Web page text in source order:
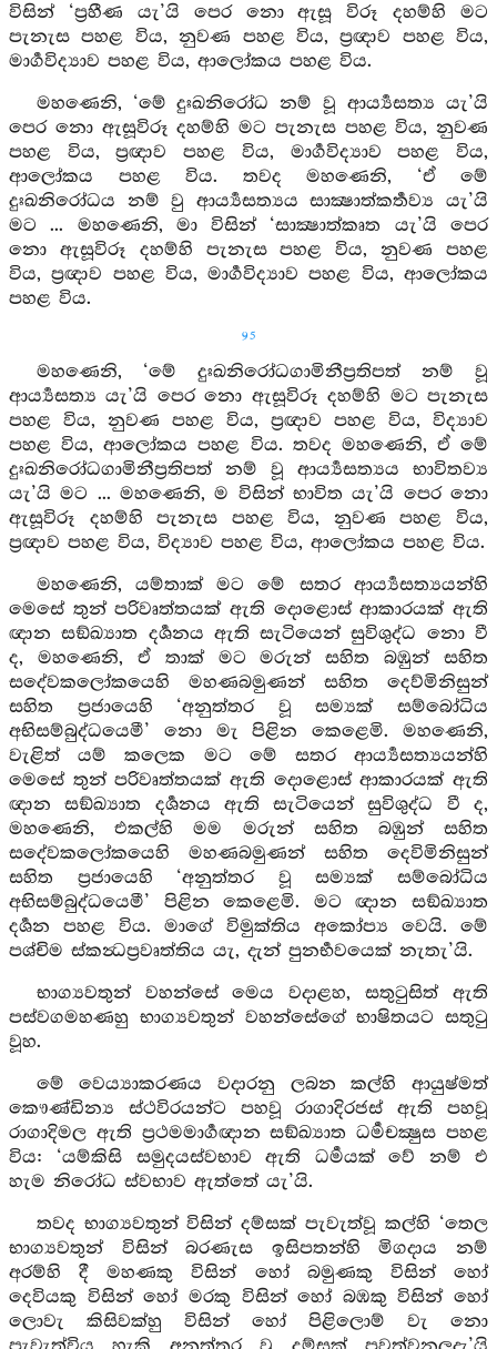
විසින් ‘ප්‍රහීණ යැ’යි පෙර නො ඇසූ විරූ දහම්හි මට
පැනැස පහළ විය, නුවණ පහළ විය, ප්‍රඥාව පහළ විය,
මාර්‍ගවිද්‍යාව පහළ විය, ආලෝකය පහළ විය.
මහණෙනි, ‘මේ දුඃඛනිරෝධ නම් වූ ආර්‍ය්‍යසත්‍ය යැ’යි
පෙර නො ඇසූවිරූ දහම්හි මට පැනැස පහළ විය, නුවණ
පහළ විය, ප්‍රඥාව පහළ විය, මාර්‍ගවිද්‍යාව පහළ විය,
ආලෝකය පහළ විය. තවද මහණෙනි, ‘ඒ මේ
දුඃඛනිරෝධය නම් වු ආර්‍ය්‍යසත්‍යය සාක්‍ෂාත්කර්‍තව්‍ය යැ’යි
මට ... මහණෙනි, මා විසින් ‘සාක්‍ෂාත්කෘත යැ’යි පෙර
නො ඇසූවිරූ දහම්හි පැනැස පහළ විය, නුවණ පහළ
විය, ප්‍රඥාව පහළ විය, මාර්‍ගවිද්‍යාව පහළ විය, ආලෝකය
පහළ විය.
95
මහණෙනි, ‘මේ දුඃඛනිරෝධගාමිනීප්‍රතිපත් නම් වූ
ආර්‍ය්‍යසත්‍ය යැ’යි පෙර නො ඇසූවිරූ දහම්හි මට පැනැස
පහළ විය, නුවණ පහළ විය, ප්‍රඥාව පහළ විය, විද්‍යාව
පහළ විය, ආලෝකය පහළ විය. තවද මහණෙනි, ඒ මේ
දුඃඛනිරෝධගාමිනීප්‍රතිපත් නම් වූ ආර්‍ය්‍යසත්‍යය භාවිතව්‍ය
යැ’යි මට ... මහණෙනි, ම විසින් භාවිත යැ’යි පෙර නො
ඇසූවිරූ දහම්හි පැනැස පහළ විය, නුවණ පහළ විය,
ප්‍රඥාව පහළ විය, විද්‍යාව පහළ විය, ආලෝකය පහළ විය.
මහණෙනි, යම්තාක් මට මේ සතර ආර්‍ය්‍යසත්‍යයන්හි
මෙසේ තුන් පරිවෘත්තයක් ඇති දොළොස් ආකාරයක් ඇති
ඥාන සඞ්ඛ්‍යාත දර්‍ශනය ඇති සැටියෙන් සුවිශුද්ධ නො වී
ද, මහණෙනි, ඒ තාක් මට මරුන් සහිත බඹුන් සහිත
සදේවකලෝකයෙහි මහණබමුණන් සහිත දෙව්මිනිසුන්
සහිත ප්‍රජායෙහි ‘අනුත්තර වූ සම්‍යක් සම්බෝධිය
අභිසම්බුද්ධයෙමී’ නො මැ පිළින කෙළෙමි. මහණෙනි,
වැළිත් යම් කලෙක මට මේ සතර ආර්‍ය්‍යසත්‍යයන්හි
මෙසේ තුන් පරිවෘත්තයක් ඇති දොළොස් ආකාරයක් ඇති
ඥාන සඞ්ඛ්‍යාත දර්‍ශනය ඇති සැටියෙන් සුවිශුද්ධ වී ද,
මහණෙනි, එකල්හි මම මරුන් සහිත බඹුන් සහිත
සදේවකලෝකයෙහි මහණබමුණන් සහිත දෙවිමිනිසුන්
සහිත ප්‍රජායෙහි ‘අනුත්තර වූ සම්‍යක් සම්බෝධිය
අභිසම්බුද්ධයෙමී’ පිළින කෙළෙමි. මට ඥාන සඞ්ඛ්‍යාත
දර්‍ශන පහළ විය. මාගේ විමුක්තිය අකෝප්‍ය වෙයි. මේ
පශ්චිම ස්කන්‍ධප්‍රවෘත්තිය යැ, දැන් පුනර්‍භවයෙක් නැතැ’යි.
භාග්‍යවතුන් වහන්සේ මෙය වදාළහ, සතුටුසිත් ඇති
පස්වගමහණහු භාග්‍යවතුන් වහන්සේගේ භාෂිතයට සතුටු
වූහ.
මේ වෙය්‍යාකරණය වදාරනු ලබන කල්හි ආයුෂ්මත්
කෞණ්ඩින්‍ය ස්ථවිරයන්ට පහවූ රාගාදිරජස් ඇති පහවූ
රාගාදිමල ඇති ප්‍රථමමාර්‍ගඥාන සඞ්ඛ්‍යාත ධර්‍මචක්‍ෂුස පහළ
විය: ‘යම්කිසි සමුදයස්වභාව ඇති ධර්‍මයක් වේ නම් එ
හැම නිරෝධ ස්වභාව ඇත්තේ යැ’යි.
තවද භාග්‍යවතුන් විසින් දම්සක් පැවැත්වූ කල්හි ‘තෙල
භාග්‍යවතුන් විසින් බරණැස ඉසිපතන්හි මිගදාය නම්
අරම්හි දී මහණකු විසින් හෝ බමුණකු විසින් හෝ
දෙවියකු විසින් හෝ මරකු විසින් හෝ බඹකු විසින් හෝ
ලොවැ කිසිවක්හු විසින් හෝ පිළිලොම් වැ නො